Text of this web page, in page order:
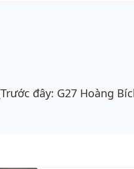
đây: G27 Hoàng